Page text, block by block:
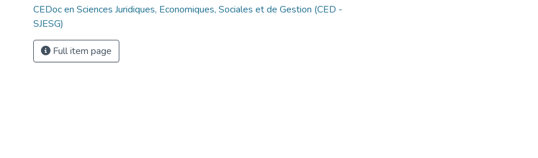
CEDoc en Sciences Juridiques, Economiques, Sociales et de Gestion (CED -
SJESG)
Full item page